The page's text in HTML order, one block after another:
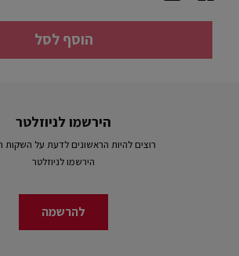
הוסף לסל
הירשמו לניוזלטר
רוצים להיות הראשונים לדעת על השקות
הירשמו לניוזלטר
להרשמה